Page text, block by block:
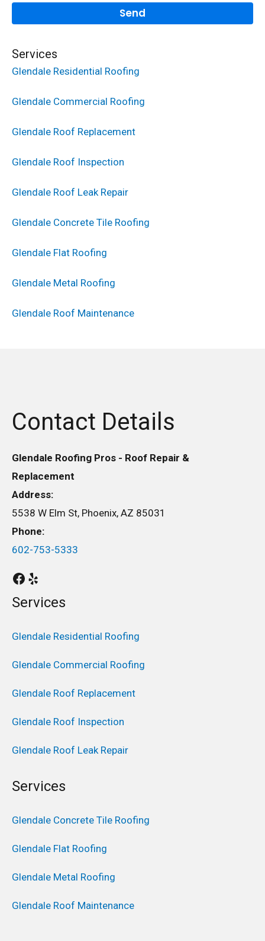
Services
Glendale Residential Roofing
Glendale Commercial Roofing
Glendale Roof Replacement
Glendale Roof Inspection
Glendale Roof Leak Repair
Glendale Concrete Tile Roofing
Glendale Flat Roofing
Glendale Metal Roofing
Glendale Roof Maintenance
Contact Details
Glendale Roofing Pros - Roof Repair &
Replacement
Address:
5538 W Elm St, Phoenix, AZ 85031
Phone:
602-753-5333
Services
Glendale Residential Roofing
Glendale Commercial Roofing
Glendale Roof Replacement
Glendale Roof Inspection
Glendale Roof Leak Repair
Services
Glendale Concrete Tile Roofing
Glendale Flat Roofing
Glendale Metal Roofing
Glendale Roof Maintenance